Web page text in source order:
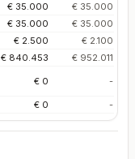
€ 35.000
€ 35.000
€ 35.000
€ 35.000
€ 2.500
€ 2.100
€ 840.453
€ 952.011
€ 0 -
€ 0 -